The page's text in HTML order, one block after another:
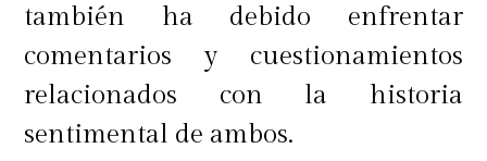
también ha debido enfrentar
comentarios y cuestionamientos
relacionados con la historia
sentimental de ambos.